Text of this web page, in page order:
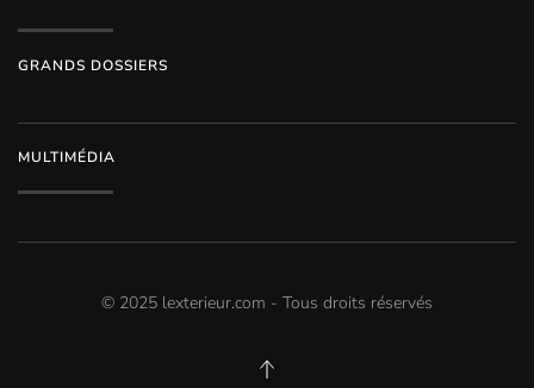
GRANDS DOSSIERS
MULTIMÉDIA
© 2025 lexterieur.com - Tous droits réservés